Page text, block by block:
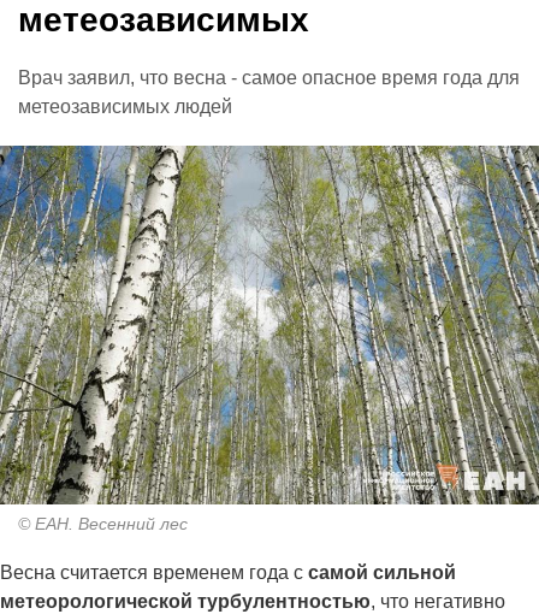
метеозависимых
Врач заявил, что весна - самое опасное время года для
метеозависимых людей
© ЕАН. Весенний лес
Весна считается временем года с самой сильной
метеорологической турбулентностью, что негативно